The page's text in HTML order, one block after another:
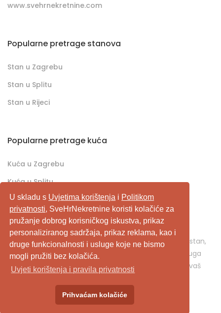
U skladu s Uvjetima korištenja i Politikom
privatnosti, SveHrNekretnine koristi kolačiće za
pružanje dobrog korisničkog iskustva, prikaz
personaliziranog sadržaja, prikaz reklama, kao i
druge funkcionalnosti i usluge koje ne bismo
mogli pružiti bez kolačića.
Uvjeti korištenja i pravila privatnosti
Prihvaćam kolačiće
www.svehrnekretnine.com
Popularne pretrage stanova
Stan u Zagrebu
Stan u Splitu
Stan u Rijeci
Popularne pretrage kuća
Kuća u Zagrebu
Kuća u Splitu
Kuća u Rijeci
SveHrNekretnine.com predstavlja sveobuhvatan
pretraživač/oglašivač nekretnina. Ukoliko je u pitanju stan,
kuća, vikendica, zemljište, poslovni prostor, ili neka druga
nekretnina, svehrnekretnine.com je pravo mjesto za vaš